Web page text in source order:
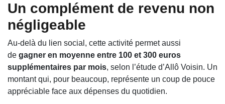
Un complément de revenu non
négligeable
Au-delà du lien social, cette activité permet aussi
de gagner en moyenne entre 100 et 300 euros
supplémentaires par mois, selon l’étude d’Allô Voisin. Un
montant qui, pour beaucoup, représente un coup de pouce
appréciable face aux dépenses du quotidien.